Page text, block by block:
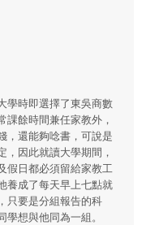
學時即選擇了東吳商數
課餘時間兼任家教外，
，還能夠唸書，可說是
因此就讀大學期間，
假日都必須留給家教工
養成了每天早上七點就
只要是分組報告的科
想與他同為一組。